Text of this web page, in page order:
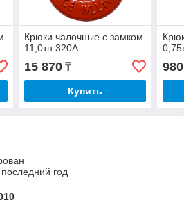
Крюки чалочные с замком
11,0тн 320А
15 870₸
Купить
980
год